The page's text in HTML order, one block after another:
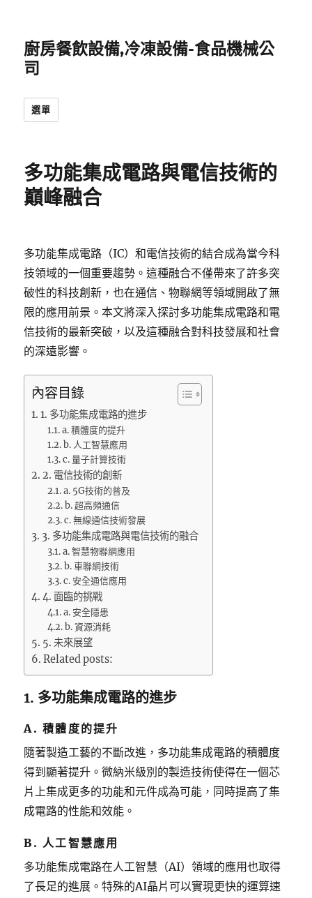
廚房餐飲設備,冷凍設備-食品機械公
司
選單
多功能集成電路與電信技術的
巔峰融合
多功能集成電路（IC）和電信技術的結合成為當今科
技領域的一個重要趨勢。這種融合不僅帶來了許多突
破性的科技創新，也在通信、物聯網等領域開啟了無
限的應用前景。本文將深入探討多功能集成電路和電
信技術的最新突破，以及這種融合對科技發展和社會
的深遠影響。
內容目錄
1. 多功能集成電路的進步
a. 積體度的提升
b. 人工智慧應用
c. 量子計算技術
2. 電信技術的創新
a. 5G技術的普及
b. 超高頻通信
c. 無線通信技術發展
3. 多功能集成電路與電信技術的融合
a. 智慧物聯網應用
b. 車聯網技術
c. 安全通信應用
4. 面臨的挑戰
a. 安全隱患
b. 資源消耗
5. 未來展望
Related posts:
1. 多功能集成電路的進步
A. 積體度的提升
隨著製造工藝的不斷改進，多功能集成電路的積體度
得到顯著提升。微納米級別的製造技術使得在一個芯
片上集成更多的功能和元件成為可能，同時提高了集
成電路的性能和效能。
B. 人工智慧應用
多功能集成電路在人工智慧（AI）領域的應用也取得
了長足的進展。特殊的AI晶片可以實現更快的運算速